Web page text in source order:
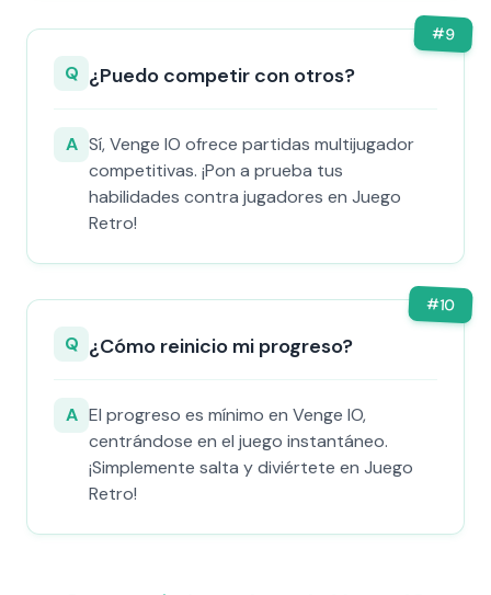
#9
Q ¿Puedo competir con otros?
A Sí, Venge IO ofrece partidas multijugador
competitivas. ¡Pon a prueba tus
habilidades contra jugadores en Juego
Retro!
#10
Q ¿Cómo reinicio mi progreso?
A El progreso es mínimo en Venge IO,
centrándose en el juego instantáneo.
¡Simplemente salta y diviértete en Juego
Retro!